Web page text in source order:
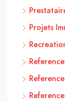
Projets